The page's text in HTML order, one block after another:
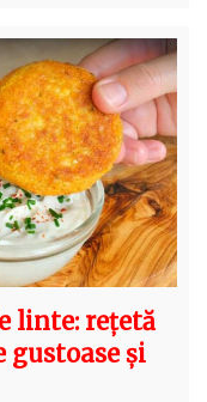
linte: rețetă
gustoase și